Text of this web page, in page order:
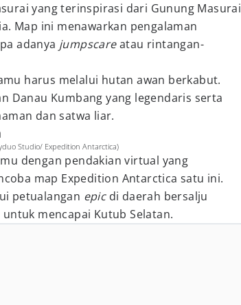
yang terinspirasi dari Gunung Masurai
Map ini menawarkan pengalaman
adanya jumpscareatau rintangan-
harus melalui hutan awan berkabut.
Danau Kumbang yang legendaris serta
dan satwa liar.
Studio/ Expedition Antarctica)
dengan pendakian virtual yang
map Expedition Antarctica satu ini.
petualangan epic di daerah bersalju
mencapai Kutub Selatan.